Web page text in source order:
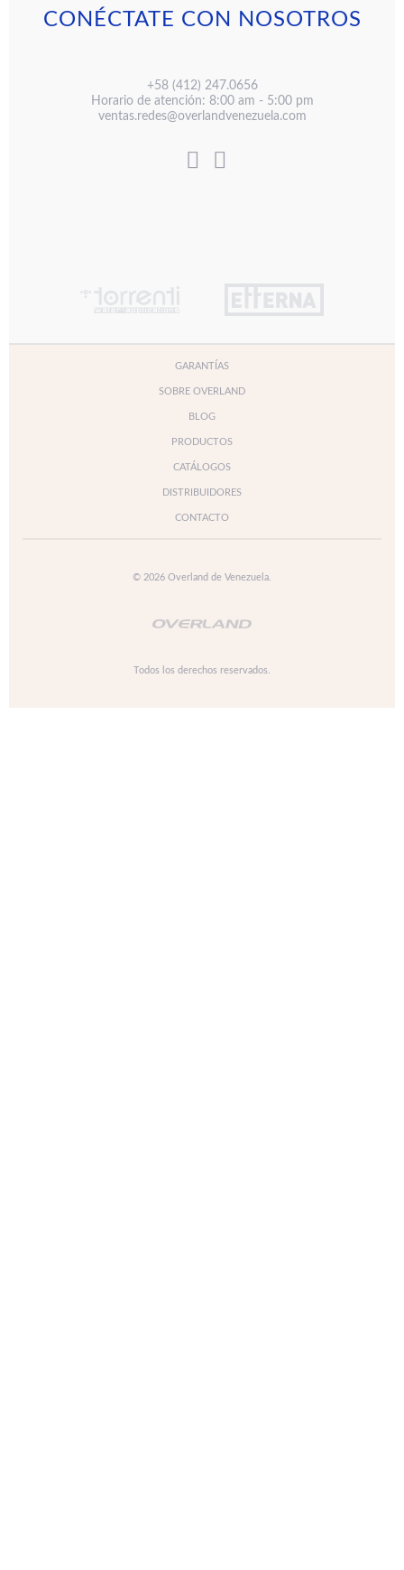
CONÉCTATE CON NOSOTROS
+58 (412) 247.0656
Horario de atención: 8:00 am - 5:00 pm
ventas.redes@overlandvenezuela.com
GARANTÍAS
SOBRE OVERLAND
BLOG
PRODUCTOS
CATÁLOGOS
DISTRIBUIDORES
CONTACTO
© 2026 Overland de Venezuela.
Todos los derechos reservados.